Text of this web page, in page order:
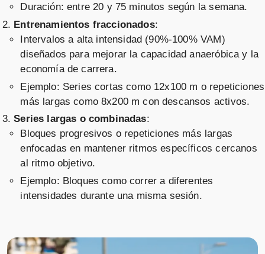
Duración: entre 20 y 75 minutos según la semana.
Entrenamientos fraccionados:
Intervalos a alta intensidad (90%-100% VAM)
diseñados para mejorar la capacidad anaeróbica y la
economía de carrera.
Ejemplo: Series cortas como 12x100 m o repeticiones
más largas como 8x200 m con descansos activos.
Series largas o combinadas:
Bloques progresivos o repeticiones más largas
enfocadas en mantener ritmos específicos cercanos
al ritmo objetivo.
Ejemplo: Bloques como correr a diferentes
intensidades durante una misma sesión.